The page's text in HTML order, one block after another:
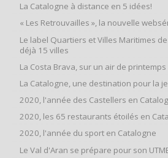
La Catalogne à distance en 5 idées!
« Les Retrouvailles », la nouvelle
Le label Quartiers et Villes Maritimes
déjà 15 villes
La Costa Brava, sur un air de printemps
La Catalogne, une destination pour la
2020, l'année des Castellers en
2020, les 65 restaurants étoilés en
2020, l'année du sport en Catalogne
Le Val d'Aran se prépare pour son